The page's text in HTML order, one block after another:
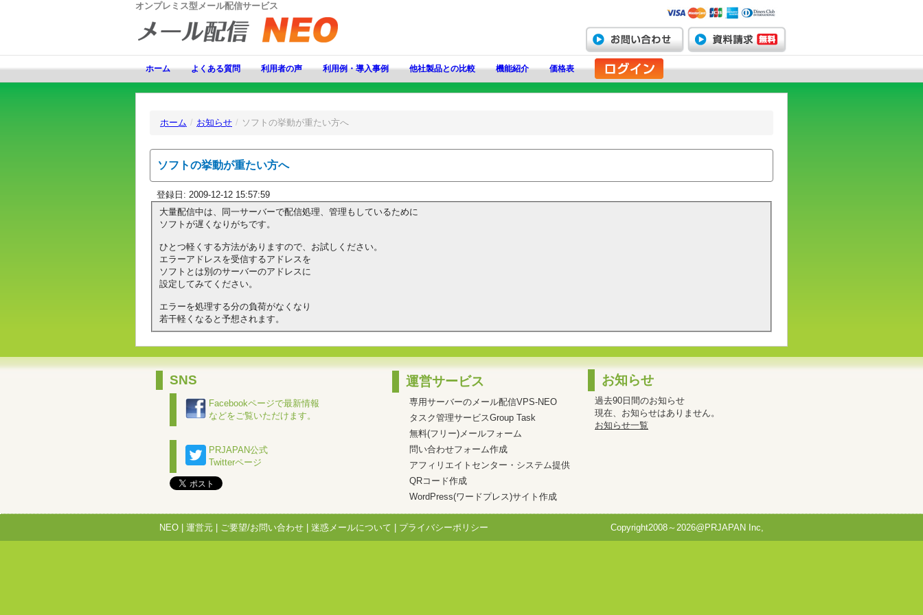
オンプレミス型メール配信サービス
ホーム よくある質問 利用者の声 利用例・導入事例 他社製品との比較 機能紹介 価格表
ホーム / お知らせ / ソフトの挙動が重たい方へ
ソフトの挙動が重たい方へ
登録日: 2009-12-12 15:57:59
大量配信中は、同一サーバーで配信処理、管理もしているために
ソフトが遅くなりがちです。
ひとつ軽くする方法がありますので、お試しください。
エラーアドレスを受信するアドレスを
ソフトとは別のサーバーのアドレスに
設定してみてください。
エラーを処理する分の負荷がなくなり
若干軽くなると予想されます。
SNS
Facebookページで最新情報
などをご覧いただけます。
PRJAPAN公式
Twitterページ
運営サービス
専用サーバーのメール配信VPS-NEO
タスク管理サービスGroup Task
無料(フリー)メールフォーム
問い合わせフォーム作成
アフィリエイトセンター・システム提供
QRコード作成
WordPress(ワードプレス)サイト作成
お知らせ
過去90日間のお知らせ
現在、お知らせはありません。
お知らせ一覧
NEO | 運営元 | ご要望/お問い合わせ | 迷惑メールについて | プライバシーポリシー Copyright2008～2026@PRJAPAN Inc,